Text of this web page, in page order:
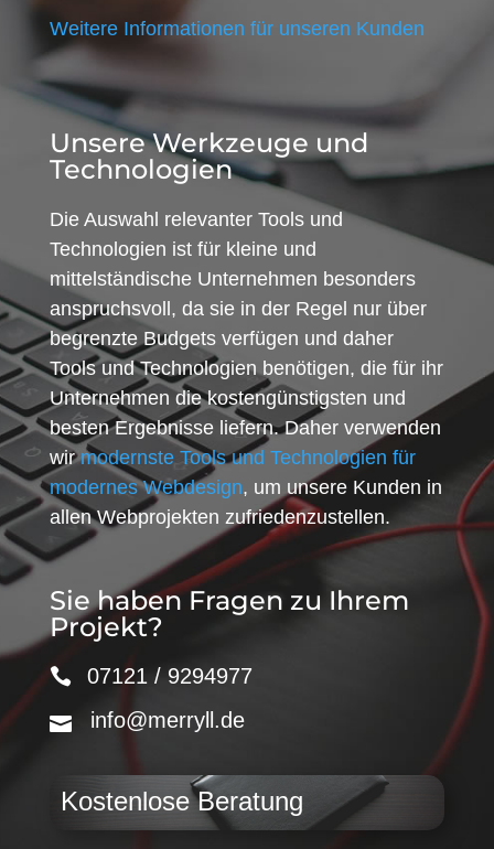
Weitere Informationen für unseren Kunden
Unsere Werkzeuge und
Technologien
Die Auswahl relevanter Tools und
Technologien ist für kleine und
mittelständische Unternehmen besonders
anspruchsvoll, da sie in der Regel nur über
begrenzte Budgets verfügen und daher
Tools und Technologien benötigen, die für ihr
Unternehmen die kostengünstigsten und
besten Ergebnisse liefern. Daher verwenden
wirmodernste Tools und Technologien für
modernes Webdesign, um unsere Kunden in
allen Webprojekten zufriedenzustellen.
Sie haben Fragen zu Ihrem
Projekt?
07121 / 9294977
info@merryll.de
Kostenlose Beratung